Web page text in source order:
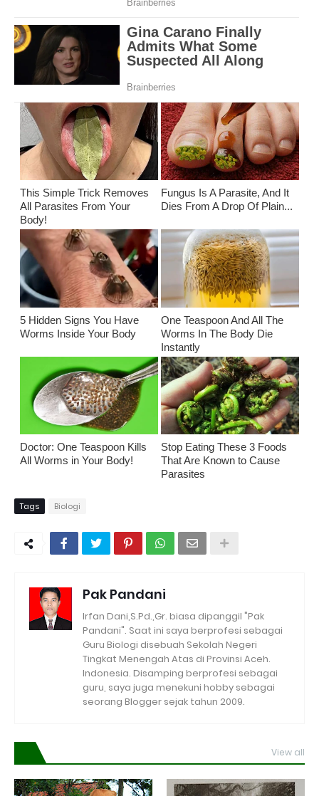
This Simple Trick Removes
All Parasites From Your
Body!
Fungus Is A Parasite, And It
Dies From A Drop Of Plain...
5 Hidden Signs You Have
Worms Inside Your Body
One Teaspoon And All The
Worms In The Body Die
Instantly
Doctor: One Teaspoon Kills
All Worms in Your Body!
Stop Eating These 3 Foods
That Are Known to Cause
Parasites
Tags Biologi
Pak Pandani
Irfan Dani,S.Pd.,Gr. biasa dipanggil "Pak
Pandani". Saat ini saya berprofesi sebagai
Guru Biologi disebuah Sekolah Negeri
Tingkat Menengah Atas di Provinsi Aceh.
Indonesia. Disamping berprofesi sebagai
guru, saya juga menekuni hobby sebagai
seorang Blogger sejak tahun 2009.
View all